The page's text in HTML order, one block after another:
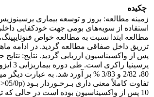
چکیده
زمینه مطالعه:‌ ‌بروز و توسعه بیماری
استفاده از سویه‌های بومی جهت خودکفایی
مطالعه ابتدا نسبت به مطالعه خواص
10 پس از واکسیناسیون بوده است در حالی